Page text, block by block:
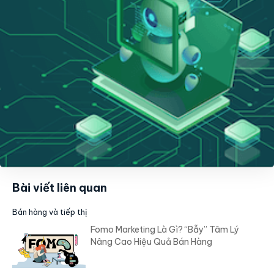
Bài viết liên quan
Bán hàng và tiếp thị
Fomo Marketing Là Gì? “Bẫy” Tâm Lý
Nâng Cao Hiệu Quả Bán Hàng